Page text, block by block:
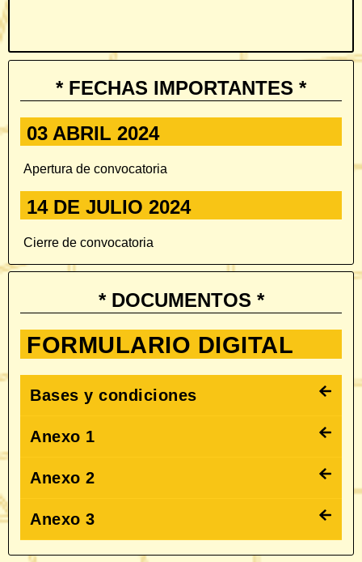
* FECHAS IMPORTANTES *
03 ABRIL 2024
Apertura de convocatoria
14 DE JULIO 2024
Cierre de convocatoria
* DOCUMENTOS *
FORMULARIO DIGITAL
Bases y condiciones
Anexo 1
Anexo 2
Anexo 3